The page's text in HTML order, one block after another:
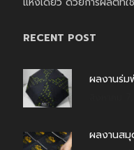
RECENT POST
ผลงานร่ม
ผลงานสมุ